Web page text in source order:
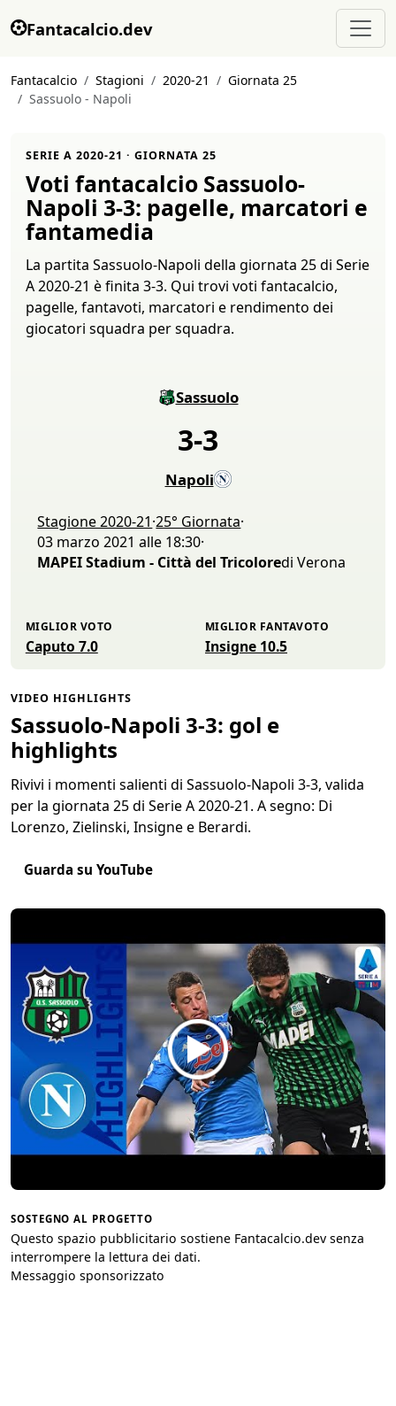
Fantacalcio.dev
Fantacalcio Stagioni 2020-21
Giornata 25
Sassuolo - Napoli
SERIE A 2020-21 · GIORNATA 25
Voti fantacalcio Sassuolo-
Napoli 3-3: pagelle, marcatori e
fantamedia
La partita Sassuolo-Napoli della giornata 25 di Serie
A 2020-21 è finita 3-3. Qui trovi voti fantacalcio,
pagelle, fantavoti, marcatori e rendimento dei
giocatori squadra per squadra.
Sassuolo
3-3
Napoli
Stagione 2020-21·25° Giornata·
03 marzo 2021 alle 18:30·
MAPEI Stadium - Città del Tricoloredi Verona
MIGLIOR VOTO
Caputo 7.0
MIGLIOR FANTAVOTO
Insigne 10.5
VIDEO HIGHLIGHTS
Sassuolo-Napoli 3-3: gol e
highlights
Rivivi i momenti salienti di Sassuolo-Napoli 3-3, valida
per la giornata 25 di Serie A 2020-21. A segno: Di
Lorenzo, Zielinski, Insigne e Berardi.
Guarda su YouTube
SOSTEGNO AL PROGETTO
Questo spazio pubblicitario sostiene Fantacalcio.dev senza
interrompere la lettura dei dati.
Messaggio sponsorizzato